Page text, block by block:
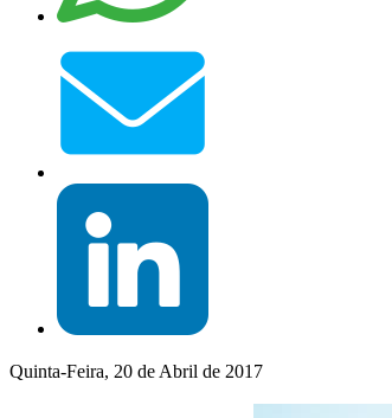
Quinta-Feira, 20 de Abril de 2017